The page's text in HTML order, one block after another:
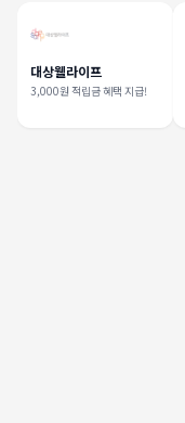
대상웰라이프
3,000원 적립금 혜택 지급!